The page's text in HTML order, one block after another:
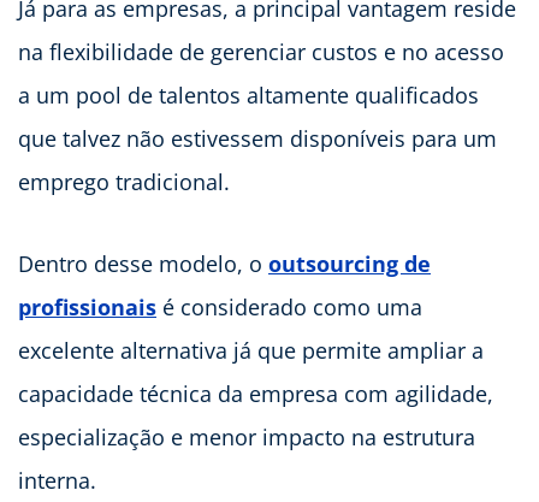
Já para as empresas, a principal vantagem reside
na flexibilidade de gerenciar custos e no acesso
a um pool de talentos altamente qualificados
que talvez não estivessem disponíveis para um
emprego tradicional.
Dentro desse modelo, o outsourcing de
profissionais é considerado como uma
excelente alternativa já que permite ampliar a
capacidade técnica da empresa com agilidade,
especialização e menor impacto na estrutura
interna.